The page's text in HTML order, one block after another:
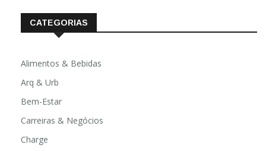
CATEGORIAS
Alimentos & Bebidas
Arq & Urb
Bem-Estar
Carreiras & Negócios
Charge